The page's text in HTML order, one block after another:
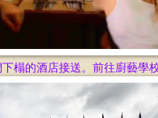
榻的酒店接送。前往廚藝學